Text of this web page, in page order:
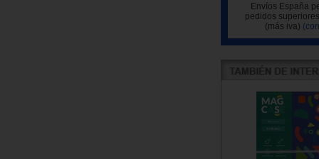
Envíos España
pedidos
(más iva)